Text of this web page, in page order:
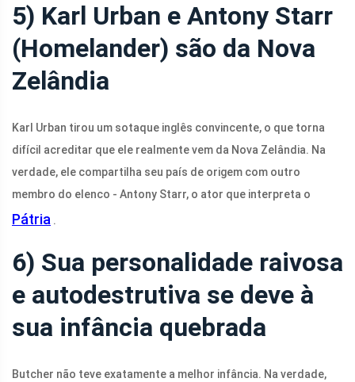
5) Karl Urban e Antony Starr
(Homelander) são da Nova
Zelândia
Karl Urban tirou um sotaque inglês convincente, o que torna
difícil acreditar que ele realmente vem da Nova Zelândia. Na
verdade, ele compartilha seu país de origem com outro
membro do elenco - Antony Starr, o ator que interpreta o
Pátria .
6) Sua personalidade raivosa
e autodestrutiva se deve à
sua infância quebrada
Butcher não teve exatamente a melhor infância. Na verdade,